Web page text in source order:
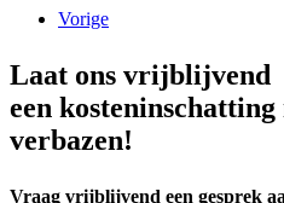
Vorige
Laat ons vrijblijvend
een
verbazen!
Vraag vrijblijvend een gesprek